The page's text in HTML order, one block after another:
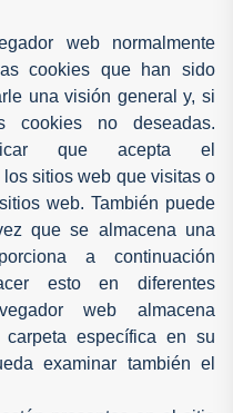
web normalmente
cookies que han sido
una visión general y, si
cookies no deseadas.
que acepta el
sitios web que visitas o
web. También puede
que se almacena una
a continuación
esto en diferentes
web almacena
específica en su
examinar también el